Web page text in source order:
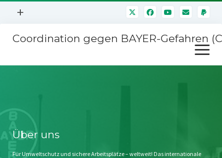
Menü
+
Mitmachen
Kontakt
Impressum
Störfälle
Coordination gegen BAYER-Gefahren
Menü
öffnen
Stichwort BAYER
Jahrestagung
Über uns
Für Umweltschutz und sichere Arbeitsplätze – weltweit! Das internationale